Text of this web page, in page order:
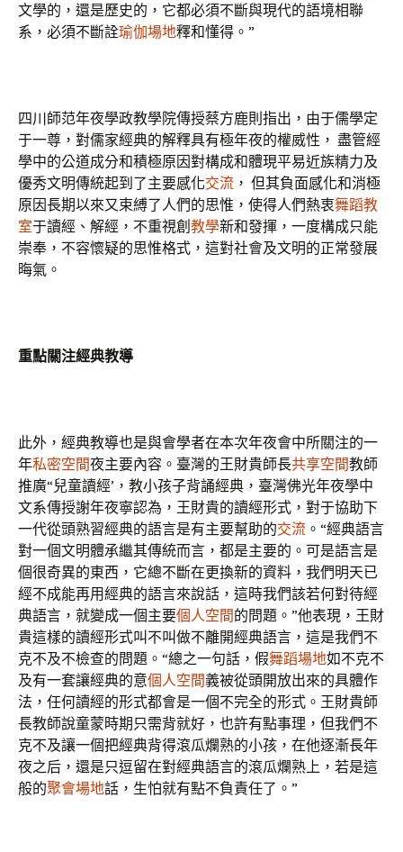
文學的，還是歷史的，它都必須不斷與現代的語境相聯
系，必須不斷詮瑜伽場地釋和懂得。”
四川師范年夜學政教學院傳授蔡方鹿則指出，由于儒學定
于一尊，對儒家經典的解釋具有極年夜的權威性， 盡管經
學中的公道成分和積極原因對構成和體現平易近族精力及
優秀文明傳統起到了主要感化交流 ， 但其負面感化和消極
原因長期以來又束縛了人們的思惟，使得人們熱衷舞蹈教
室于讀經、解經，不重視創 教學新和發揮，一度構成只能
崇奉，不容懷疑的思惟格式，這對社會及文明的正常發展
晦氣。
重點關注經典教導
此外，經典教導也是與會學者在本次年夜會中所關注的一
年私密空間夜主要內容。臺灣的王財貴師長共享空間教師
推廣“兒童讀經’，教小孩子背誦經典，臺灣佛光年夜學中
文系傳授謝年夜寧認為，王財貴的讀經形式，對于協助下
一代從頭熟習經典的語言是有主要幫助的交流 。“經典語言
對一個文明體承繼其傳統而言，都是主要的。可是語言是
個很奇異的東西，它總不斷在更換新的資料，我們明天已
經不成能再用經典的語言來說話，這時我們該若何對待經
典語言，就變成一個主要個人空間的問題。”他表現，王財
貴這樣的讀經形式叫不叫做不離開經典語言，這是我們不
克不及不檢查的問題。“總之一句話，假舞蹈場地如不克不
及有一套讓經典的意個人空間義被從頭開放出來的具體作
法，任何讀經的形式都會是一個不完全的形式。王財貴師
長教師說童蒙時期只需背就好，也許有點事理，但我們不
克不及讓一個把經典背得滾瓜爛熟的小孩，在他逐漸長年
夜之后，還是只逗留在對經典語言的滾瓜爛熟上，若是這
般的聚會場地話，生怕就有點不負責任了。”